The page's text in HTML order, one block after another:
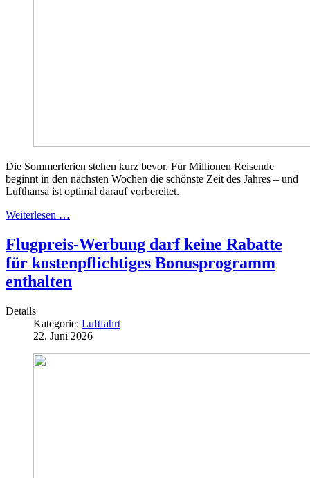
Die Sommerferien stehen kurz bevor. Für Millionen Reisende
beginnt in den nächsten Wochen die schönste Zeit des Jahres – und
Lufthansa ist optimal darauf vorbereitet.
Weiterlesen …
Flugpreis-Werbung darf keine Rabatte
für kostenpflichtiges Bonusprogramm
enthalten
Details
Kategorie: Luftfahrt
22. Juni 2026